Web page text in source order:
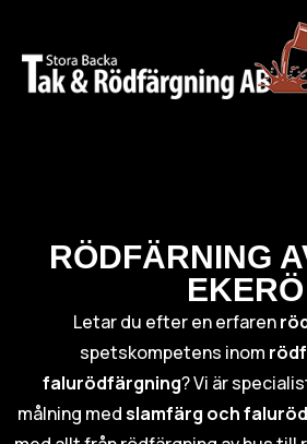
RÖDFÄRNING
EKERÖ
Letar du efter en erfaren
spetskompetens inom
falurödfärgning? Vi är
målning medslamfärg och